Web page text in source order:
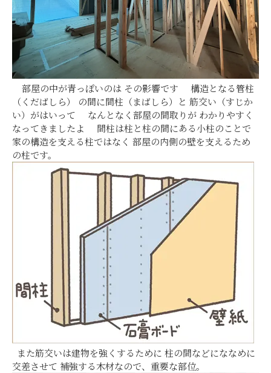
部屋の中が青っぽいのは その影響です 構造となる管柱
（くだばしら） の間に間柱（まばしら）と 筋交い（すじか
い）がはいって なんとなく部屋の間取りが わかりやすく
なってきましたよ 間柱は柱と柱の間にある小柱のことで
家の構造を支える柱ではなく 部屋の内側の壁を支えるため
の柱です。
また筋交いは建物を強くするために 柱の間などにななめに
交差させて 補強する木材なので、重要な部位。